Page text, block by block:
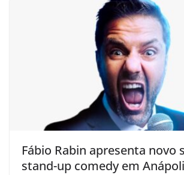
Fábio Rabin apresenta novo
stand-up comedy em